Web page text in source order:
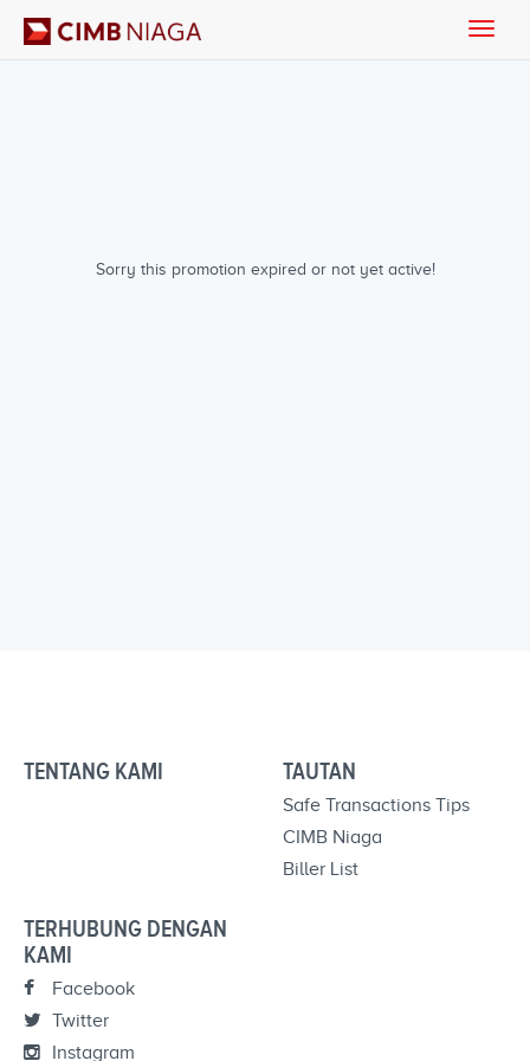
Sorry this promotion expired or not yet active!
Toggle
TENTANG KAMI TAUTAN
Safe Transactions Tips
CIMB Niaga
Biller List
TERHUBUNG DENGAN
KAMI
Facebook
Twitter
Instagram